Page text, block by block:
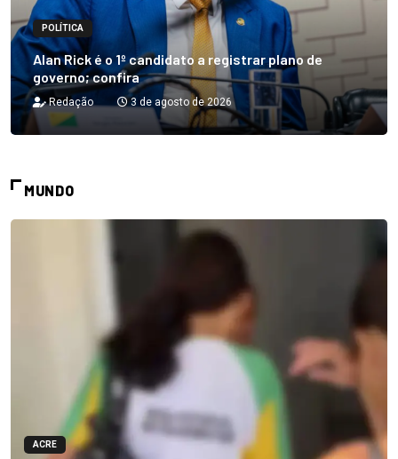
POLÍTICA
Alan Rick é o 1º candidato a registrar plano de
governo; confira
Redação 3 de agosto de 2026
MUNDO
ACRE